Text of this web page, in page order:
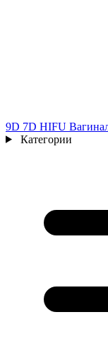
9D 7D HIFU
Категории